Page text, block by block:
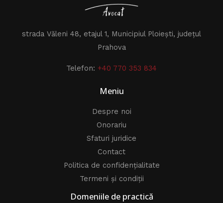
strada Văleni 48, etajul 1, Municipiul Ploiești, județul
Prahova
Telefon: +40 770 353 834
Meniu
Despre noi
Onorariu
Sfaturi juridice
Contact
Politica de confidențialitate
Termeni și condiții
Domeniile de practică